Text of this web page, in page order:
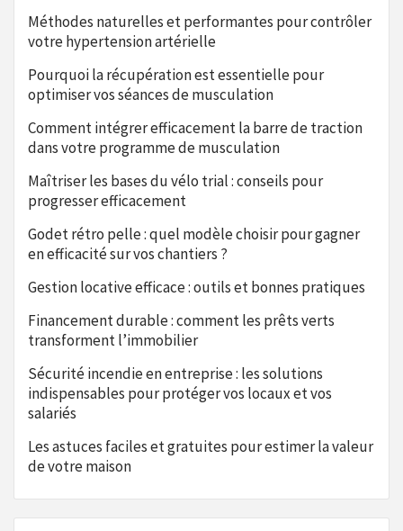
Méthodes naturelles et performantes pour contrôler
votre hypertension artérielle
Pourquoi la récupération est essentielle pour
optimiser vos séances de musculation
Comment intégrer efficacement la barre de traction
dans votre programme de musculation
Maîtriser les bases du vélo trial : conseils pour
progresser efficacement
Godet rétro pelle : quel modèle choisir pour gagner
en efficacité sur vos chantiers ?
Gestion locative efficace : outils et bonnes pratiques
Financement durable : comment les prêts verts
transforment l’immobilier
Sécurité incendie en entreprise : les solutions
indispensables pour protéger vos locaux et vos
salariés
Les astuces faciles et gratuites pour estimer la valeur
de votre maison